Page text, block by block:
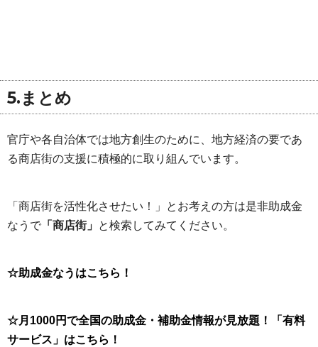
5.まとめ
官庁や各自治体では地方創生のために、地方経済の要であ
る商店街の支援に積極的に取り組んでいます。
「商店街を活性化させたい！」とお考えの方は是非助成金
なうで 「商店街」 と検索してみてください。
☆助成金なうはこちら！
☆月1000円で全国の助成金・補助金情報が見放題！「有料
サービス」はこちら！